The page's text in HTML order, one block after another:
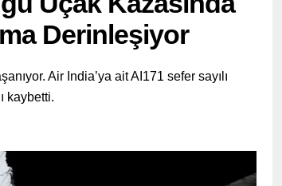
Derinleşiyor
Air India’ya ait AI171 sefer sayılı
kaybetti.